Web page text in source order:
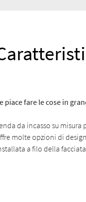
piace fare le cose in
da incasso su
molte opzioni di
a filo della